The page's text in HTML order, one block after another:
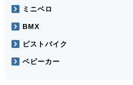
ミニベロ
BMX
ピストバイク
ベビーカー